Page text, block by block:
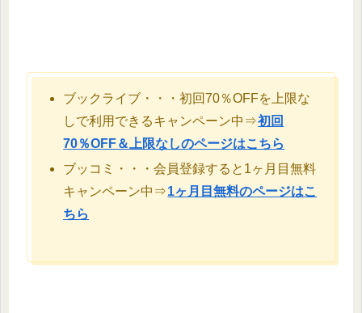
ブックライブ・・・初回70％OFFを上限な
しで利用できるキャンペーン中⇒初回
70％OFF＆上限なしのページはこちら
ブッコミ・・・会員登録すると1ヶ月目無料
キャンペーン中⇒1ヶ月目無料のページはこ
ちら